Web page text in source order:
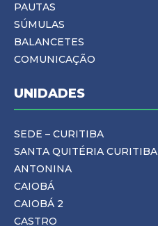
PAUTAS
SÚMULAS
BALANCETES
COMUNICAÇÃO
UNIDADES
SEDE – CURITIBA
SANTA QUITÉRIA CURITIBA
ANTONINA
CAIOBÁ
CAIOBÁ 2
CASTRO